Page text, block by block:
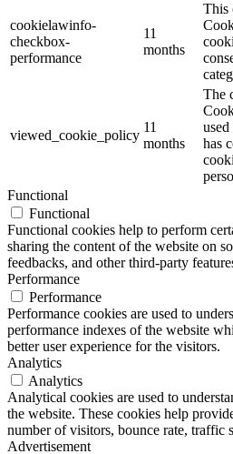
cookielawinfo-
checkbox-
performance
11
months
This
viewed_cookie_policy
11
months
The
has
Functional
Functional
Functional cookies help to perform
sharing the content of the website on
feedbacks, and other third-party
Performance
Performance
Performance cookies are used to
performance indexes of the website
better user experience for the visitors.
Analytics
Analytics
Analytical cookies are used to
the website. These cookies help
number of visitors, bounce rate, traffic
Advertisement